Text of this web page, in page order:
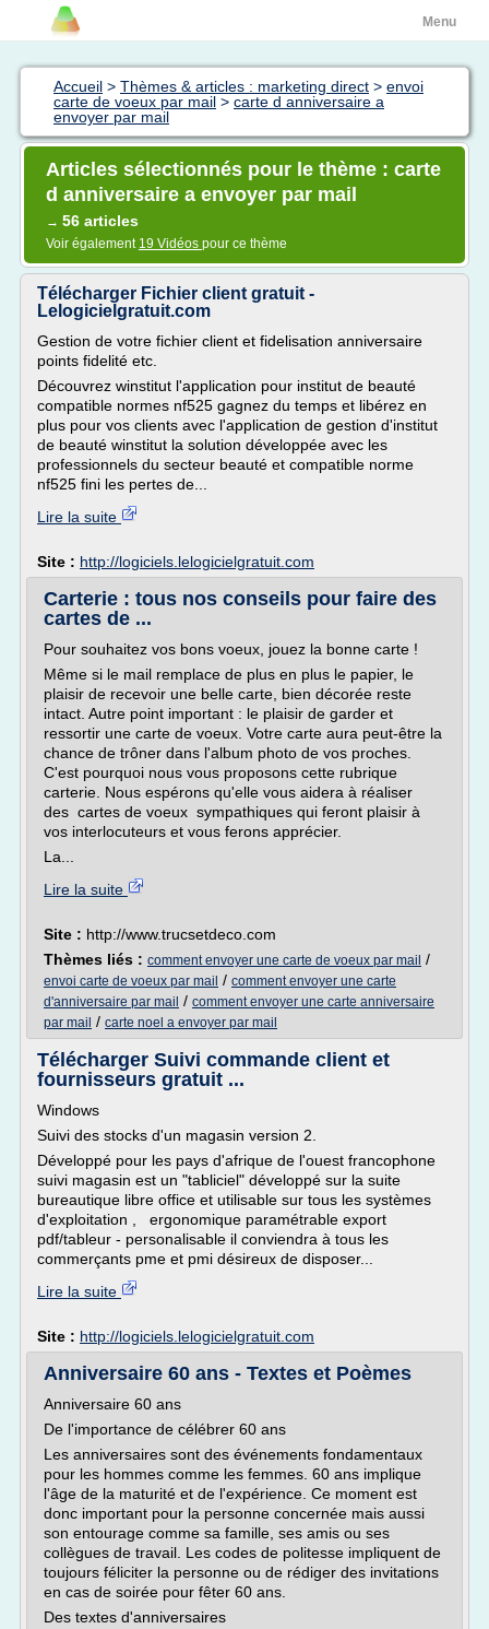
Menu
Accueil > Thèmes & articles : marketing direct > envoi
carte de voeux par mail > carte d anniversaire a
envoyer par mail
Articles sélectionnés pour le thème : carte
d anniversaire a envoyer par mail
→ 56 articles
Voir également 19 Vidéos pour ce thème
Télécharger Fichier client gratuit -
Lelogicielgratuit.com
Gestion de votre fichier client et fidelisation anniversaire
points fidelité etc.
Découvrez winstitut l'application pour institut de beauté
compatible normes nf525 gagnez du temps et libérez en
plus pour vos clients avec l'application de gestion d'institut
de beauté winstitut la solution développée avec les
professionnels du secteur beauté et compatible norme
nf525 fini les pertes de...
Lire la suite
Site : http://logiciels.lelogicielgratuit.com
Carterie : tous nos conseils pour faire des
cartes de ...
Pour souhaitez vos bons voeux, jouez la bonne carte !
Même si le mail remplace de plus en plus le papier, le
plaisir de recevoir une belle carte, bien décorée reste
intact. Autre point important : le plaisir de garder et
ressortir une carte de voeux. Votre carte aura peut-être la
chance de trôner dans l'album photo de vos proches.
C'est pourquoi nous vous proposons cette rubrique
carterie. Nous espérons qu'elle vous aidera à réaliser
des cartes de voeux sympathiques qui feront plaisir à
vos interlocuteurs et vous ferons apprécier.
La...
Lire la suite
Site : http://www.trucsetdeco.com
Thèmes liés : comment envoyer une carte de voeux par mail /
envoi carte de voeux par mail / comment envoyer une carte
d'anniversaire par mail / comment envoyer une carte anniversaire
par mail / carte noel a envoyer par mail
Télécharger Suivi commande client et
fournisseurs gratuit ...
Windows
Suivi des stocks d'un magasin version 2.
Développé pour les pays d'afrique de l'ouest francophone
suivi magasin est un "tabliciel" développé sur la suite
bureautique libre office et utilisable sur tous les systèmes
d'exploitation , ergonomique paramétrable export
pdf/tableur - personalisable il conviendra à tous les
commerçants pme et pmi désireux de disposer...
Lire la suite
Site : http://logiciels.lelogicielgratuit.com
Anniversaire 60 ans - Textes et Poèmes
Anniversaire 60 ans
De l'importance de célébrer 60 ans
Les anniversaires sont des événements fondamentaux
pour les hommes comme les femmes. 60 ans implique
l'âge de la maturité et de l'expérience. Ce moment est
donc important pour la personne concernée mais aussi
son entourage comme sa famille, ses amis ou ses
collègues de travail. Les codes de politesse impliquent de
toujours féliciter la personne ou de rédiger des invitations
en cas de soirée pour fêter 60 ans.
Des textes d'anniversaires